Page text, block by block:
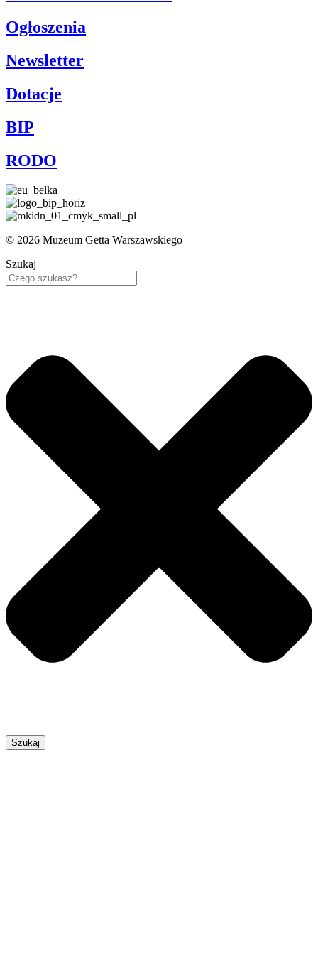
Ogłoszenia
Newsletter
Dotacje
BIP
RODO
© 2026 Muzeum Getta Warszawskiego
Szukaj
Szukaj